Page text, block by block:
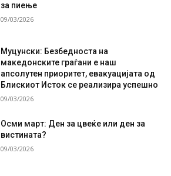
за пиење
09/03/2026
Муцунски: Безбедноста на
македонските граѓани е наш
апсолутен приоритет, евакуацијата од
Блискиот Исток се реализира успешно
09/03/2026
Осми март: Ден за цвеќе или ден за
вистината?
09/03/2026